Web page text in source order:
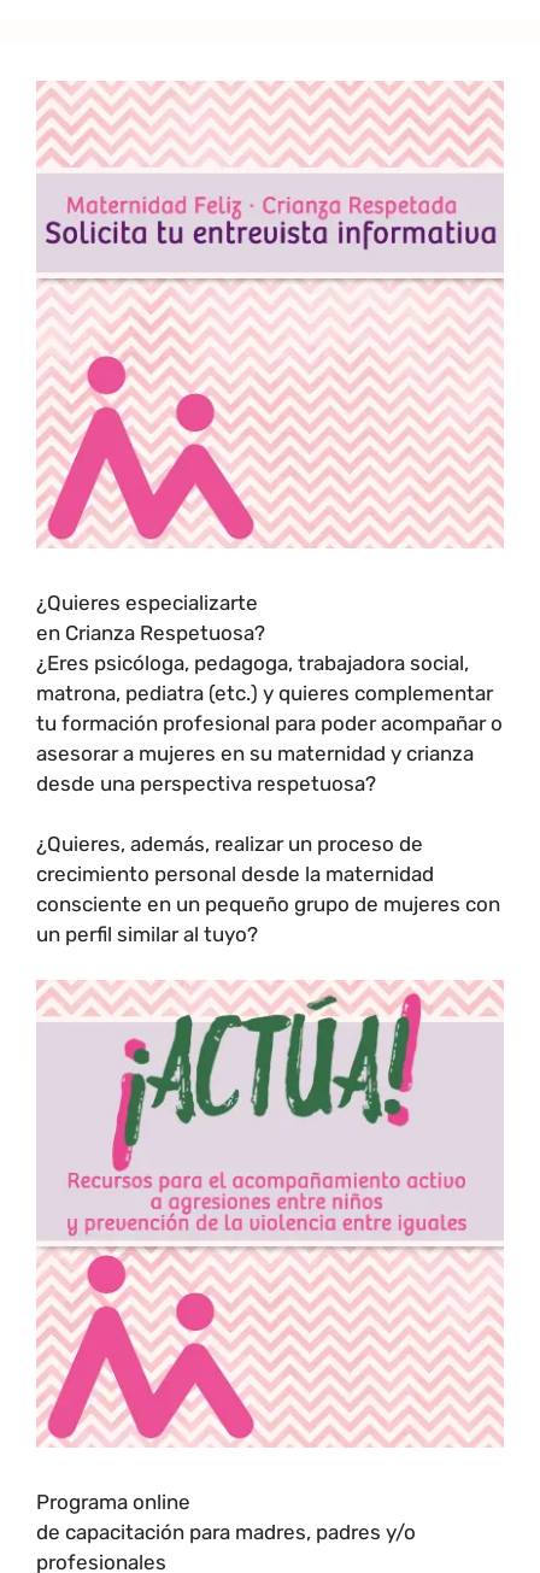
¿Quieres especializarte
en Crianza Respetuosa?
¿Eres psicóloga, pedagoga, trabajadora social,
matrona, pediatra (etc.) y quieres complementar
tu formación profesional para poder acompañar o
asesorar a mujeres en su maternidad y crianza
desde una perspectiva respetuosa?
¿Quieres, además, realizar un proceso de
crecimiento personal desde la maternidad
consciente en un pequeño grupo de mujeres con
un perfil similar al tuyo?
Programa online
de capacitación para madres, padres y/o
profesionales